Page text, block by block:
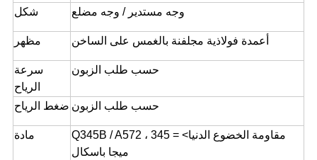
شكل وجه مستدير / وجه مضلع
مظهر أعمدة فولاذية مجلفنة بالغمس على الساخن
سرعة
الرياح
حسب طلب الزبون
ضغط الرياح حسب طلب الزبون
مادة
Q345B / A572 ، مقاومة الخضوع الدنيا> = 345
ميجا باسكال